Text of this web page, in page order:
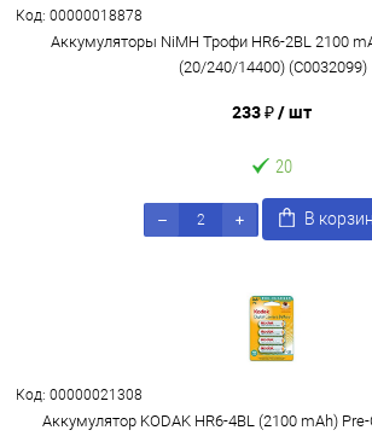
Код: 00000018878
Аккумуляторы NiMH Трофи HR6-2BL 2100
(20/240/14400) (C0032099)
233 ₽/ шт
20
В
Код: 00000021308
Аккумулятор KODAK HR6-4BL (2100 mAh)